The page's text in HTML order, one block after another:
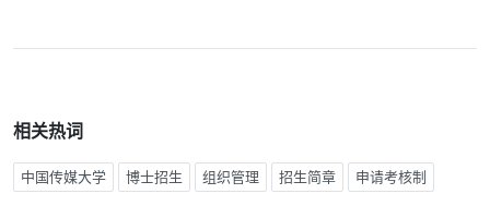
相关热词
中国传媒大学 博士招生 组织管理 招生简章 申请考核制